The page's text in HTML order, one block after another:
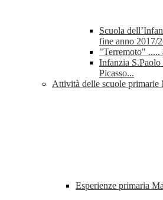
Scuola
fine anno 2017/
"Terremoto" .....
Infanzia
Picasso...
Attività delle scuole primarie
Esperienze primaria